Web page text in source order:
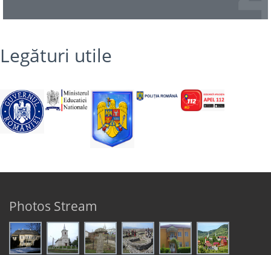
Legături utile
Photos Stream